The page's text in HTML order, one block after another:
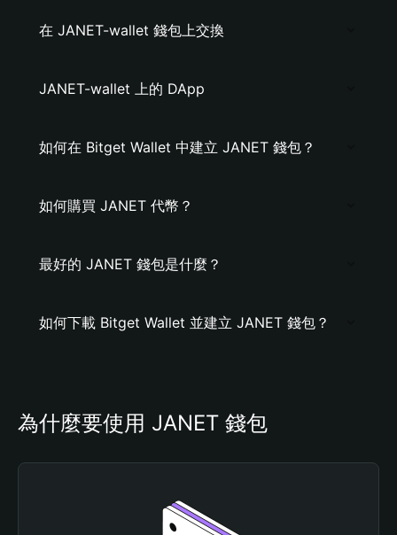
在 JANET-wallet 錢包上交換
JANET-wallet 上的 DApp
如何在 Bitget Wallet 中建立 JANET 錢包？
如何購買 JANET 代幣？
最好的 JANET 錢包是什麼？
如何下載 Bitget Wallet 並建立 JANET 錢包？
為什麼要使用 JANET 錢包